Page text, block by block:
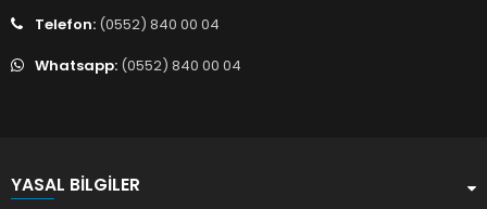
Telefon: (0552) 840 00 04
Whatsapp: (0552) 840 00 04
YASAL BILGILER